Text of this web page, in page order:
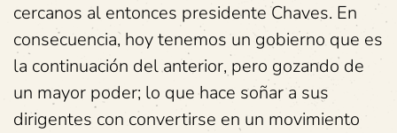
cercanos al entonces presidente Chaves. En
consecuencia, hoy tenemos un gobierno que es
la continuación del anterior, pero gozando de
un mayor poder; lo que hace soñar a sus
dirigentes con convertirse en un movimiento